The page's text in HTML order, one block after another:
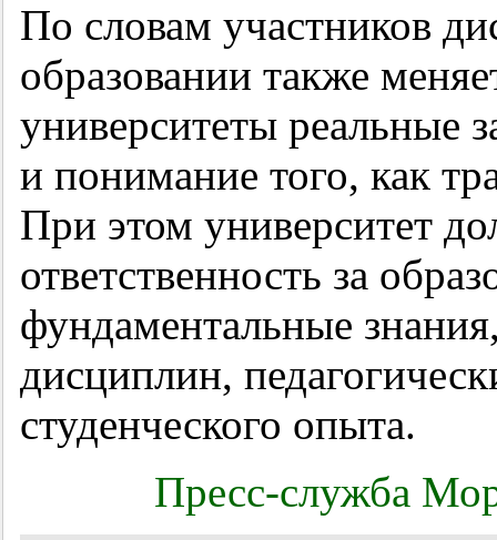
По словам участников
образовании также
университеты реальные
и понимание того, как
При этом университет
ответственность за
фундаментальные
дисциплин,
студенческого опыта.
Пресс-служба